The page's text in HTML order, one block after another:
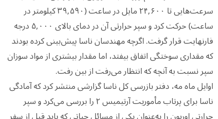
سرعت‌هایی تا ۲۴,۶۰۰ مایل در ساعت (۳۹,۵۹۰ کیلومتر در
ساعت) حرکت کرد و سپر حرارتی آن در دمای بالای ۵,۰۰۰ درجه
فارنهایت قرار گرفت. اگرچه مهندسان ناسا پیش‌بینی کرده بودند
که مقداری سوختگی اتفاق بیفتد، اما مقدار بیشتری از مواد سوزان
سپر نسبت به آنچه که انتظار می‌رفت از بین رفت.
اوایل ماه مه، دفتر بازرسی کل ناسا گزارشی منتشر کرد که آمادگی
ناسا برای پرتاب مأموریت آرتیمیس ۲ را بررسی می‌کرد و سپر